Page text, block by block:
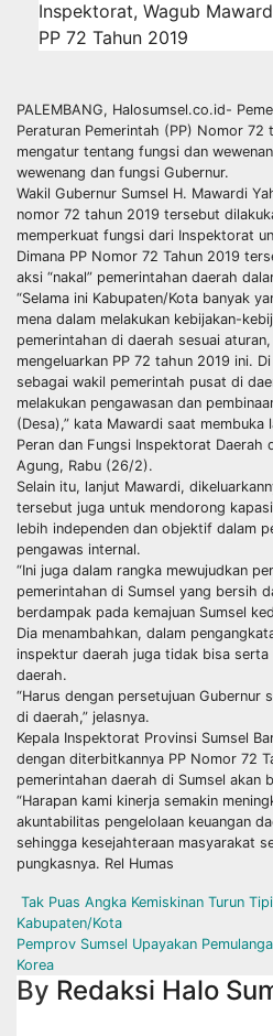
Inspektorat, Wagub
PP 72 Tahun 2019
PALEMBANG, Halosumsel.co.id-
Peraturan Pemerintah (PP) Nomor 72
mengatur tentang fungsi dan
wewenang dan fungsi Gubernur.
Wakil Gubernur Sumsel H. Mawardi
nomor 72 tahun 2019 tersebut
memperkuat fungsi dari Inspektorat
Dimana PP Nomor 72 Tahun 2019
aksi “nakal” pemerintahan daerah
“Selama ini Kabupaten/Kota banyak
mena dalam melakukan kebijakan-
pemerintahan di daerah sesuai
mengeluarkan PP 72 tahun 2019 ini.
sebagai wakil pemerintah pusat di
melakukan pengawasan dan
(Desa),” kata Mawardi saat membuka
Peran dan Fungsi Inspektorat Daerah
Agung, Rabu (26/2).
Selain itu, lanjut Mawardi,
tersebut juga untuk mendorong
lebih independen dan objektif dalam
pengawas internal.
“Ini juga dalam rangka mewujudkan
pemerintahan di Sumsel yang bersih
berdampak pada kemajuan Sumsel
Dia menambahkan, dalam
inspektur daerah juga tidak bisa
daerah.
“Harus dengan persetujuan Gubernur
di daerah,” jelasnya.
Kepala Inspektorat Provinsi Sumsel
dengan diterbitkannya PP Nomor 72
pemerintahan daerah di Sumsel akan
“Harapan kami kinerja semakin
akuntabilitas pengelolaan keuangan
sehingga kesejahteraan masyarakat
pungkasnya. Rel Humas
Navigasi
pos
Tak Puas Angka Kemiskinan Turun
Kabupaten/Kota
Pemprov Sumsel Upayakan
Korea
By Redaksi Halo